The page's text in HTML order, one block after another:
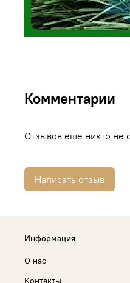
Комментарии
Отзывов еще никто не
Написать отзыв
Информация
О нас
Контакты